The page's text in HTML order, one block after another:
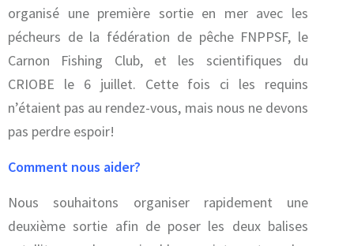
organisé une première sortie en mer avec les
pécheurs de la fédération de pêche FNPPSF, le
Carnon Fishing Club, et les scientifiques du
CRIOBE le 6 juillet. Cette fois ci les requins
n’étaient pas au rendez-vous, mais nous ne devons
pas perdre espoir!
Comment nous aider?
Nous souhaitons organiser rapidement une
deuxième sortie afin de poser les deux balises